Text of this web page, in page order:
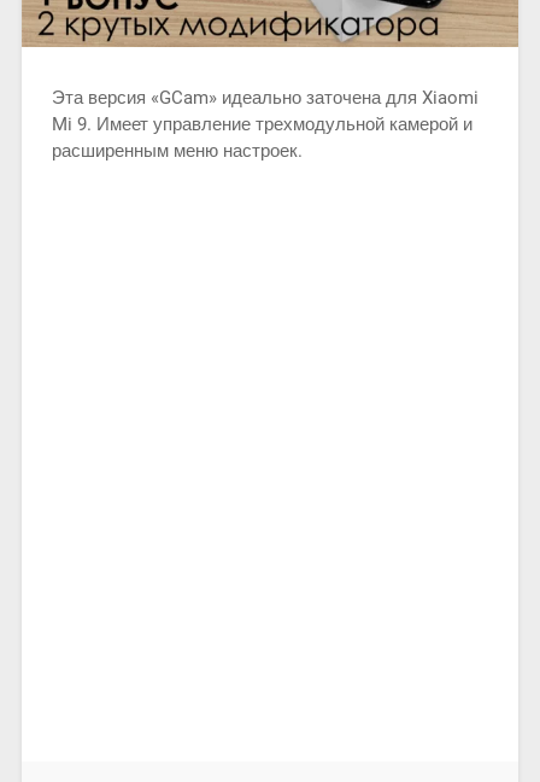
Эта версия «GCam» идеально заточена для Xiaomi
Mi 9. Имеет управление трехмодульной камерой и
расширенным меню настроек.